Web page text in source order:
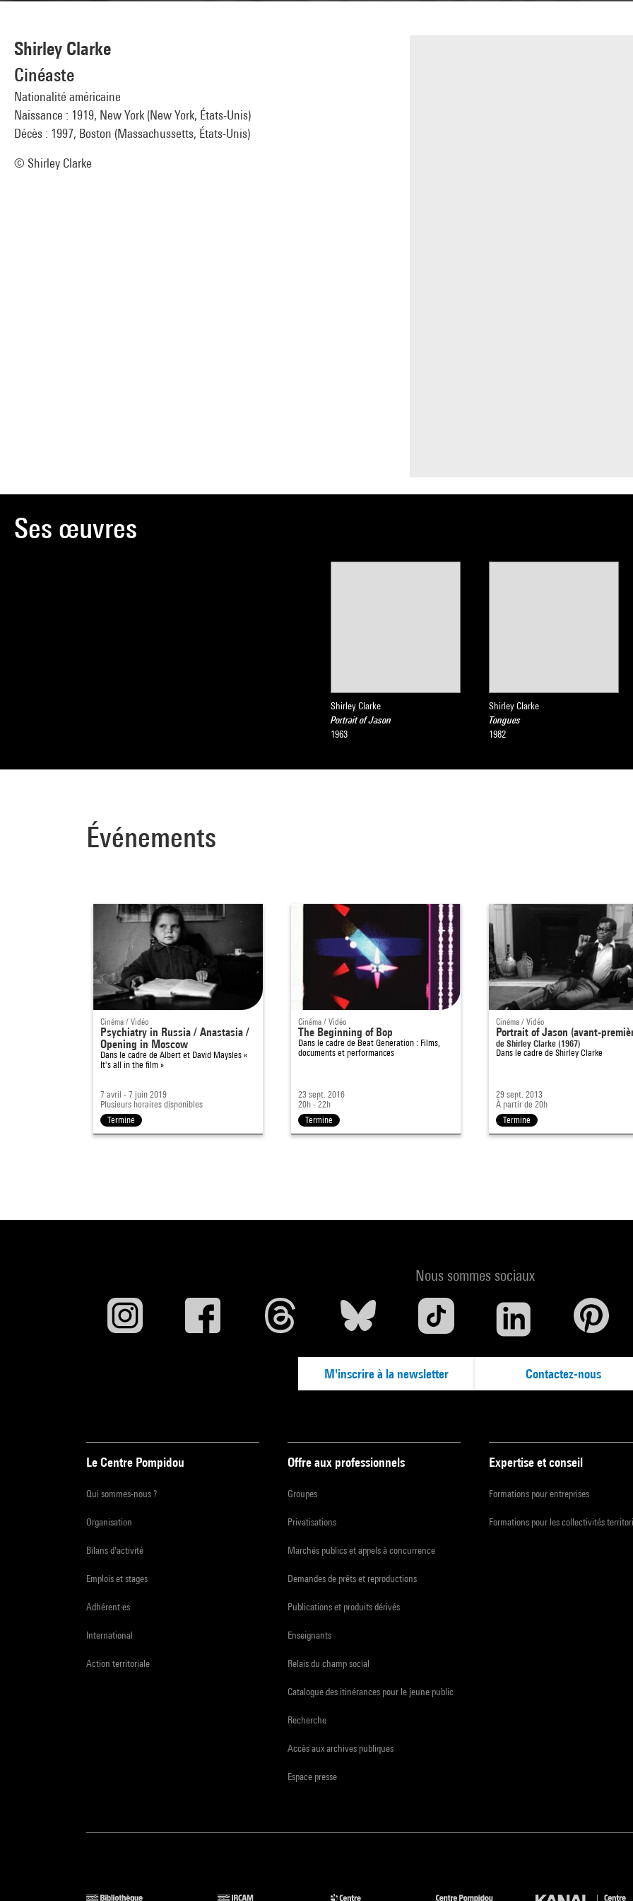
Shirley Clarke
Cinéaste
Nationalité américaine
Naissance : 1919, New York (New York, États-Unis)
Décès : 1997, Boston (Massachussetts, États-Unis)
© Shirley Clarke
Ses œuvres
Shirley Clarke
Portrait of Jason
1963
Shirley Clarke
Tongues
1982
Événements
Cinéma / Vidéo
Psychiatry in Russia / Anastasia /
Opening in Moscow
Dans le cadre de Albert et David Maysles «
It's all in the film »
7 avril - 7 juin 2019
Plusieurs horaires disponibles
Terminé
Cinéma / Vidéo
The Beginning of Bop
Dans le cadre de Beat Generation : Films,
documents et performances
23 sept. 2016
20h - 22h
Terminé
Cinéma / Vidéo
Portrait of Jason (avant-
de Shirley Clarke (1967)
Dans le cadre de Shirley Clarke
29 sept. 2013
À partir de 20h
Terminé
Nous sommes sociaux
M'inscrire à la newsletter Contactez-nous
Le Centre Pompidou
Qui sommes-nous ?
Organisation
Bilans d'activité
Emplois et stages
Adhérent·es
International
Action territoriale
Offre aux professionnels
Groupes
Privatisations
Marchés publics et appels à concurrence
Demandes de prêts et reproductions
Publications et produits dérivés
Enseignants
Relais du champ social
Catalogue des itinérances pour le jeune public
Recherche
Accès aux archives publiques
Espace presse
Expertise et conseil
Formations pour entreprises
Formations pour les collectivités